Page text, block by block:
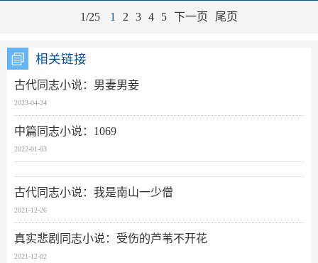
1/25 1 2 3 4 5 下一页 尾页
相关链接
古代同志小说：男妻男妾
2023-04-24
中篇同志小说：1069
2022-01-03
古代同志小说：我是南山一少僧
2021-12-26
真实悲剧同志小说：受伤的芦苇不开花
2021-12-02